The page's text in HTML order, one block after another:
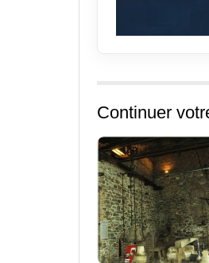
Continuer
de
l’article